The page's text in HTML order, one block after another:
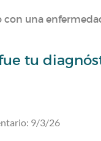
con una
tu
9/3/26